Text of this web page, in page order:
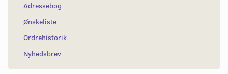
Adressebog
Ønskeliste
Ordrehistorik
Nyhedsbrev